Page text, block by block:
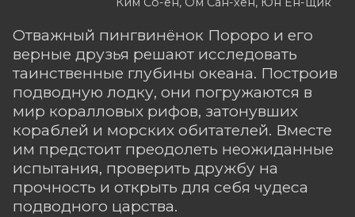
Отважный пингвинёнок Пороро и его
верные друзья решают исследовать
таинственные глубины океана. Построив
подводную лодку, они погружаются в
мир коралловых рифов, затонувших
кораблей и морских обитателей. Вместе
им предстоит преодолеть неожиданные
испытания, проверить дружбу на
прочность и открыть для себя чудеса
подводного царства.